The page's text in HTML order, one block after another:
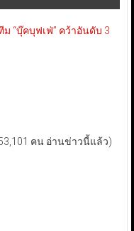
“บุ๊คบุฟเฟ่” คว้าอันดับ 3
คน อ่านข่าวนี้แล้ว)